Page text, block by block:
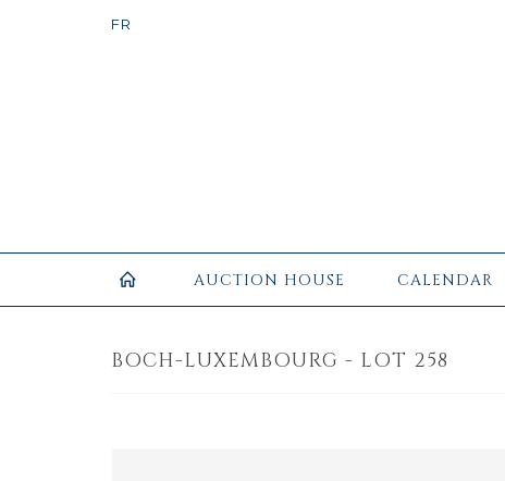
AUCTION HOUSE CALENDAR
BOCH-LUXEMBOURG - LOT 258